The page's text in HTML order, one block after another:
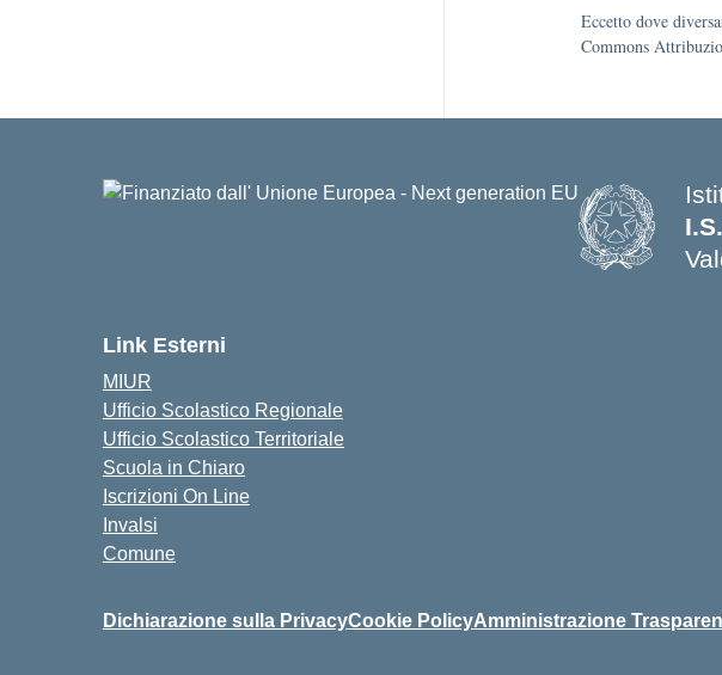
Eccetto dove
Commons
Link Esterni
MIUR
Ufficio Scolastico Regionale
Ufficio Scolastico Territoriale
Scuola in Chiaro
Iscrizioni On Line
Invalsi
Comune
Dichiarazione sulla PrivacyCookie PolicyAmministrazione